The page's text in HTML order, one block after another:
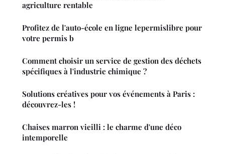
agriculture rentable
Profitez de l'auto-école en ligne lepermislibre pour
votre permis b
Comment choisir un service de gestion des déchets
spécifiques à l'industrie chimique ?
Solutions créatives pour vos événements à Paris :
découvrez-les !
Chaises marron vieilli : le charme d'une déco
intemporelle